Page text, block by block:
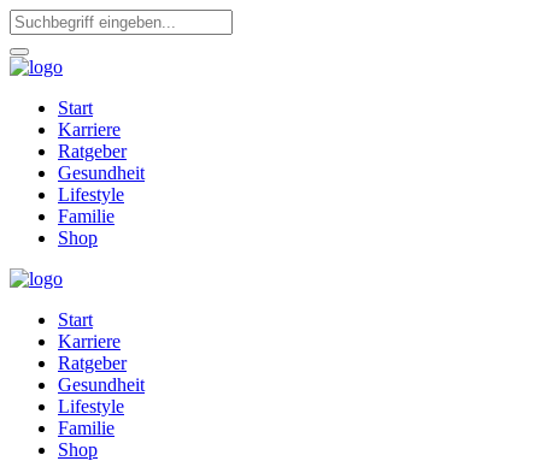
Start
Karriere
Ratgeber
Gesundheit
Lifestyle
Familie
Shop
Start
Karriere
Ratgeber
Gesundheit
Lifestyle
Familie
Shop